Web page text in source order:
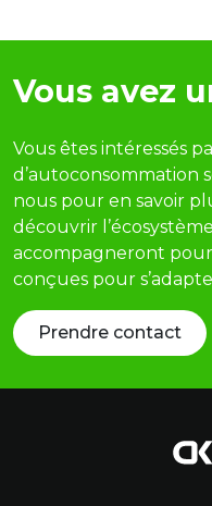
Vous avez
Vous êtes intéressés
d’autoconsommation
nous pour en savoir
découvrir
accompagneront
conçues pour
Prendre contact